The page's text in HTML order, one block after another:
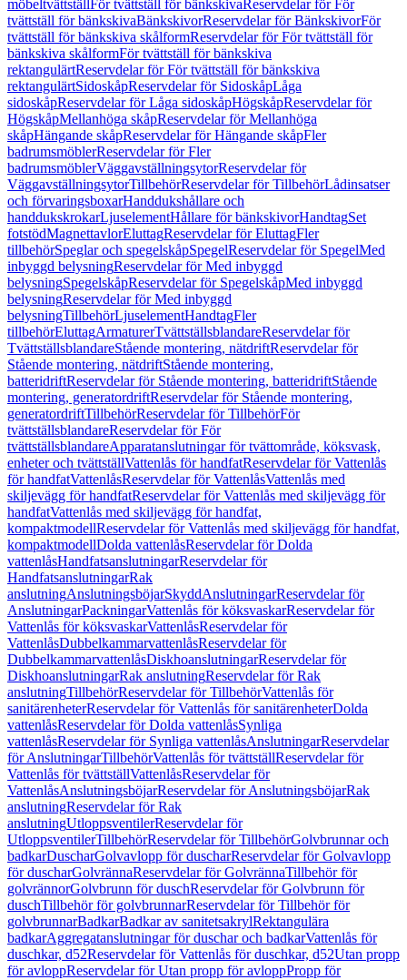
möbeltvättställFör tvättställ för bänkskivaReservdelar för För
tvättställ för bänkskivaBänkskivorReservdelar för BänkskivorFör
tvättställ för bänkskiva skålformReservdelar för För tvättställ för
bänkskiva skålformFör tvättställ för bänkskiva
rektangulärtReservdelar för För tvättställ för bänkskiva
rektangulärtSidoskåpReservdelar för SidoskåpLåga
sidoskåpReservdelar för Låga sidoskåpHögskåpReservdelar för
HögskåpMellanhöga skåpReservdelar för Mellanhöga
skåpHängande skåpReservdelar för Hängande skåpFler
badrumsmöblerReservdelar för Fler
badrumsmöblerVäggavställningsytorReservdelar för
VäggavställningsytorTillbehörReservdelar för TillbehörLådinsatser
och förvaringsboxarHanddukshållare och
handdukskrokarLjuselementHållare för bänkskivorHandtagSet
fotstödMagnettavlorEluttagReservdelar för EluttagFler
tillbehörSpeglar och spegelskåpSpegelReservdelar för SpegelMed
inbyggd belysningReservdelar för Med inbyggd
belysningSpegelskåpReservdelar för SpegelskåpMed inbyggd
belysningReservdelar för Med inbyggd
belysningTillbehörLjuselementHandtagFler
tillbehörEluttagArmaturerTvättställsblandareReservdelar för
TvättställsblandareStående montering, nätdriftReservdelar för
Stående montering, nätdriftStående montering,
batteridriftReservdelar för Stående montering, batteridriftStående
montering, generatordriftReservdelar för Stående montering,
generatordriftTillbehörReservdelar för TillbehörFör
tvättställsblandareReservdelar för För
tvättställsblandareApparatanslutningar för tvättområde, köksvask,
enheter och tvättställVattenlås för handfatReservdelar för Vattenlås
för handfatVattenlåsReservdelar för VattenlåsVattenlås med
skiljevägg för handfatReservdelar för Vattenlås med skiljevägg för
handfatVattenlås med skiljevägg för handfat,
kompaktmodellReservdelar för Vattenlås med skiljevägg för handfat,
kompaktmodellDolda vattenlåsReservdelar för Dolda
vattenlåsHandfatsanslutningarReservdelar för
HandfatsanslutningarRak
anslutningAnslutningsböjarSkyddAnslutningarReservdelar för
AnslutningarPackningarVattenlås för köksvaskarReservdelar för
Vattenlås för köksvaskarVattenlåsReservdelar för
VattenlåsDubbelkammarvattenlåsReservdelar för
DubbelkammarvattenlåsDiskhoanslutningarReservdelar för
DiskhoanslutningarRak anslutningReservdelar för Rak
anslutningTillbehörReservdelar för TillbehörVattenlås för
sanitärenheterReservdelar för Vattenlås för sanitärenheterDolda
vattenlåsReservdelar för Dolda vattenlåsSynliga
vattenlåsReservdelar för Synliga vattenlåsAnslutningarReservdelar
för AnslutningarTillbehörVattenlås för tvättställReservdelar för
Vattenlås för tvättställVattenlåsReservdelar för
VattenlåsAnslutningsböjarReservdelar för AnslutningsböjarRak
anslutningReservdelar för Rak
anslutningUtloppsventilerReservdelar för
UtloppsventilerTillbehörReservdelar för TillbehörGolvbrunnar och
badkarDuscharGolvavlopp för duscharReservdelar för Golvavlopp
för duscharGolvrännaReservdelar för GolvrännaTillbehör för
golvrännorGolvbrunn för duschReservdelar för Golvbrunn för
duschTillbehör för golvbrunnarReservdelar för Tillbehör för
golvbrunnarBadkarBadkar av sanitetsakrylRektangulära
badkarAggregatanslutningar för duschar och badkarVattenlås för
duschkar, d52Reservdelar för Vattenlås för duschkar, d52Utan propp
för avloppReservdelar för Utan propp för avloppPropp för